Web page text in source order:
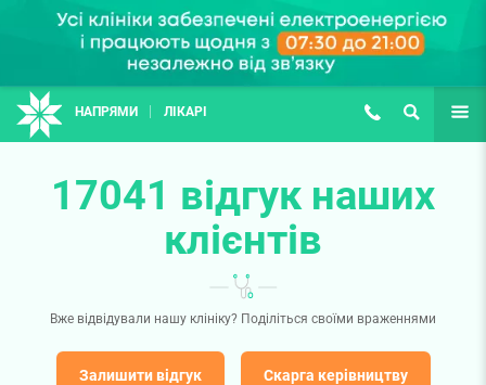
НАПРЯМИ ЛІКАРІ (067) 127-03-03
ПОШУК ЩЕ
17041 відгук наших
клієнтів
Вже відвідували нашу клініку? Поділіться своїми враженнями
Залишити відгук Скарга керівництву